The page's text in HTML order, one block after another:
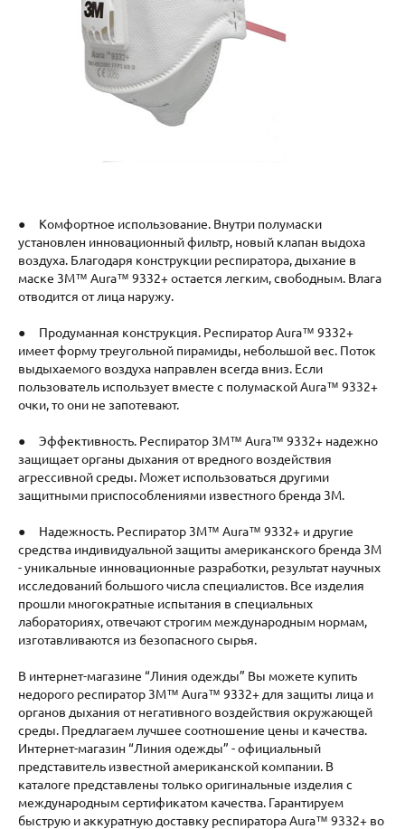
● Комфортное использование. Внутри полумаски
установлен инновационный фильтр, новый клапан выдоха
воздуха. Благодаря конструкции респиратора, дыхание в
маске 3M™ Aura™ 9332+ остается легким, свободным. Влага
отводится от лица наружу.
● Продуманная конструкция. Респиратор Aura™ 9332+
имеет форму треугольной пирамиды, небольшой вес. Поток
выдыхаемого воздуха направлен всегда вниз. Если
пользователь использует вместе с полумаской Aura™ 9332+
очки, то они не запотевают.
● Эффективность. Респиратор 3M™ Aura™ 9332+ надежно
защищает органы дыхания от вредного воздействия
агрессивной среды. Может использоваться другими
защитными приспособлениями известного бренда 3M.
● Надежность. Респиратор 3M™ Aura™ 9332+ и другие
средства индивидуальной защиты американского бренда 3M
- уникальные инновационные разработки, результат научных
исследований большого числа специалистов. Все изделия
прошли многократные испытания в специальных
лабораториях, отвечают строгим международным нормам,
изготавливаются из безопасного сырья.
В интернет-магазине “Линия одежды” Вы можете купить
недорого респиратор 3M™ Aura™ 9332+ для защиты лица и
органов дыхания от негативного воздействия окружающей
среды. Предлагаем лучшее соотношение цены и качества.
Интернет-магазин “Линия одежды” - официальный
представитель известной американской компании. В
каталоге представлены только оригинальные изделия с
международным сертификатом качества. Гарантируем
быструю и аккуратную доставку респиратора Aura™ 9332+ во